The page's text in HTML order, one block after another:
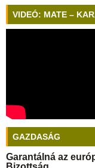
VIDEÓ: MATE –
GAZDASÁG
Garantálná az